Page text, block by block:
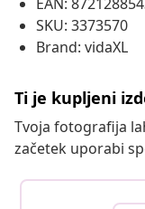
SKU: 3373570
Brand: vidaXL
Ti je kupljeni
Tvoja fotografija
začetek uporabi